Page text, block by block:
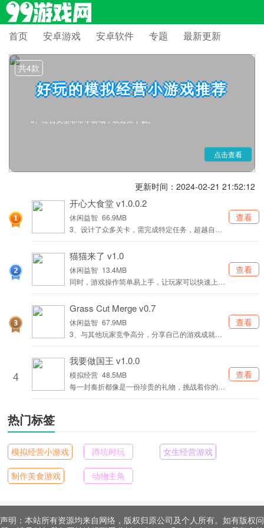
首页 安卓游戏 安卓软件 专题 最新更新
共4款
好玩的模拟经营小游戏推荐
间打发时间哦，不管是想经营店铺还是养成，这里面都有哦，今天小编要
给大家介绍一些有趣的模拟经营小游戏，让你在闲暇之余体验真实的经营
店铺的乐趣，感兴趣就来本站下载吧。
1、每一款都很适合无聊的时候打发时间
点击查看
更新时间：2024-02-21 21:52:12
开心大食堂 v1.0.0.2
休闲益智 66.9MB
3、设计了众多关卡，需完成特定任务，超越自己
查看
猫猫来了 v1.0
休闲益智 13.4MB
同时，游戏操作简单易上手，让玩家可以快速上手
查看
Grass Cut Merge v0.7
休闲益智 67.9MB
3、与其他玩家竞争高分，分享自己的游戏成就，
查看
4
我要做国王 v1.0.0
模拟经营 48.5MB
每一封奏折都像是一份珍贵的礼物，挑战着你的智
查看
热门标签
模拟经营小游戏 蹲坑时玩 女生经营游戏
制作美食游戏 动物主角
声明：本站所有资源均来自网络，版权归原公司及个人所有。如有版权问